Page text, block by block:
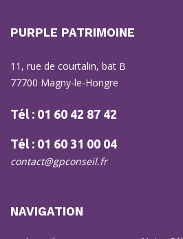
PURPLE PATRIMOINE
11, rue de courtalin, bat B
77700 Magny-le-Hongre
Tél : 01 60 42 87 42
Tél : 01 60 31 00 04
contact@gpconseil.fr
NAVIGATION